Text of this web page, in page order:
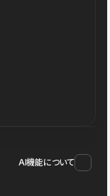
AI機能について